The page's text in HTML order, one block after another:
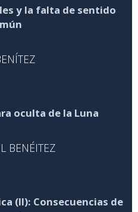
y la falta de sentido
oculta de la Luna
BENÉITEZ
(II): Consecuencias de